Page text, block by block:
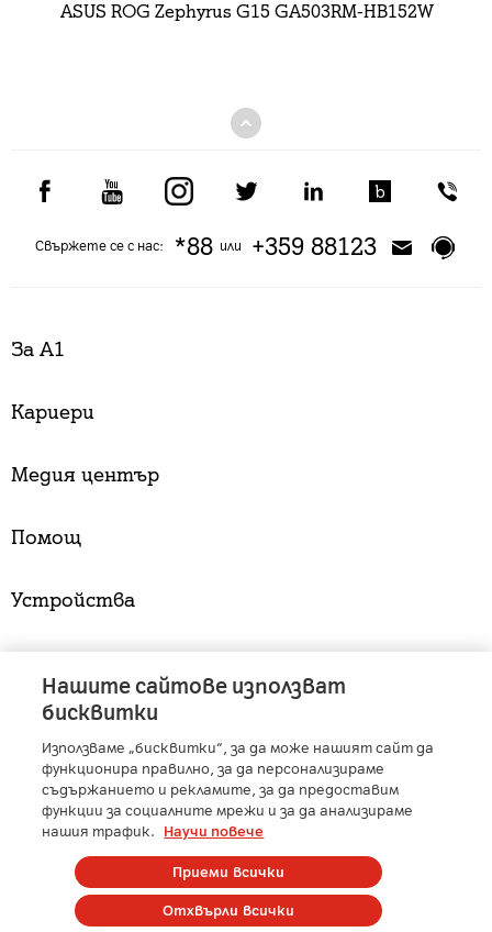
ASUS ROG Zephyrus G15 GA503RM-HB152W
Свържете се с нас: *88или +359 88123
За А1
Кариери
Медия център
Помощ
Устройства
A1 Austria - A1 Croatia - A1 Serbia - A1 Belarus
A1 Bulgaria
- A1 Macedonia - A1 Slovenia
A1 Digital
- Member of A1 Group
Copyright © 2025 А1 България. | Protected by reCAPTCHA
Нашите сайтове използват
бисквитки
Използваме „бисквитки“, за да може нашият сайт да
функционира правилно, за да персонализираме
съдържанието и рекламите, за да предоставим
функции за социалните мрежи и за да анализираме
нашия трафик.
Научи повече
Отхвърли всички
Приеми всички